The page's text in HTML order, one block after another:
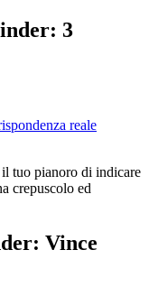
3
reale
tuo pianoro di indicare
crepuscolo ed
Vince